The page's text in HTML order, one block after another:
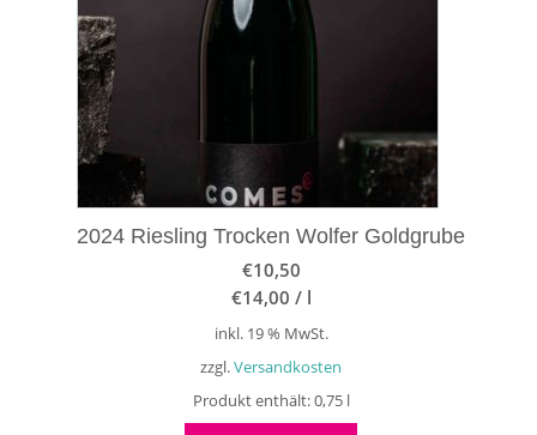
2024 Riesling Trocken Wolfer Goldgrube
€10,50
€14,00 / l
inkl. 19 % MwSt.
zzgl.Versandkosten
Produkt enthält: 0,75 l